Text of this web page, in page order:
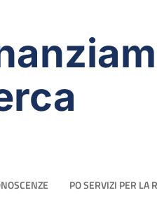
PO SERVIZI PER LA